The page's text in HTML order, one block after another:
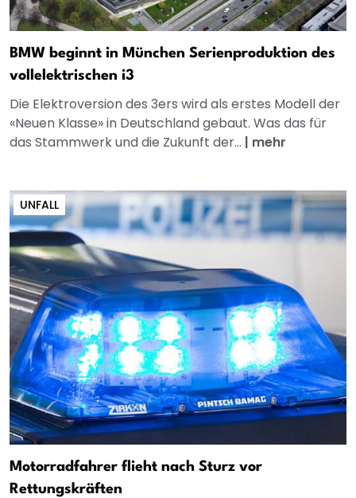
BMW beginnt in München Serienproduktion des
vollelektrischen i3
Die Elektroversion des 3ers wird als erstes Modell der
«Neuen Klasse» in Deutschland gebaut. Was das für
das Stammwerk und die Zukunft der... | mehr
UNFALL
Motorradfahrer flieht nach Sturz vor
Rettungskräften